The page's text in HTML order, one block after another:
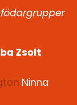
Zsolt
Ninna